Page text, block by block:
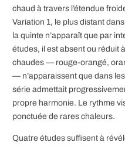
chaud à travers l’étendue
Variation 1, le plus distant
la quinte n’apparaît que par
études, il est absent ou réduit
chaudes — rouge-orangé,
— n’apparaissent que dans
série admettait
propre harmonie. Le rythme
ponctuée de rares chaleurs.
Quatre études suffisent à